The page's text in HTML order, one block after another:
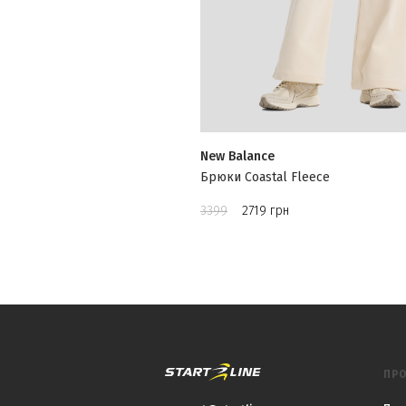
New Balance
Брюки Coastal Fleece
3399 2719 грн